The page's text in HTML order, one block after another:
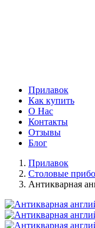
Прилавок
Как купить
О Нас
Контакты
Отзывы
Блог
Прилавок
Столовые
Антикварная